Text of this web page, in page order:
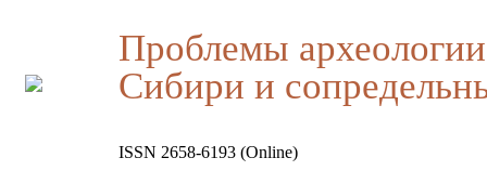
Проблемы
Сибири и
ISSN 2658-6193 (Online)